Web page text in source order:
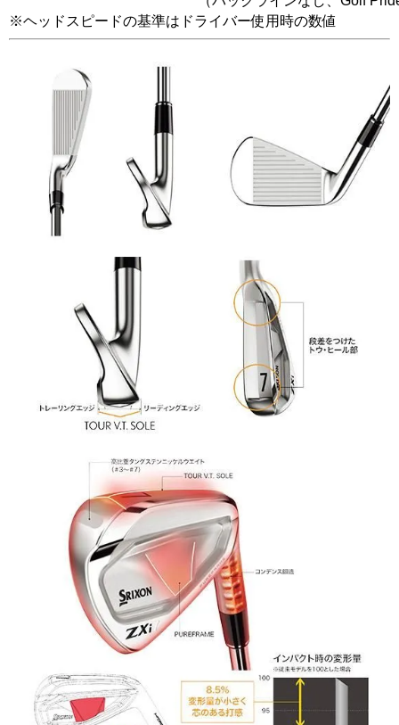
※ヘッドスピードの基準はドライバー使用時の数値